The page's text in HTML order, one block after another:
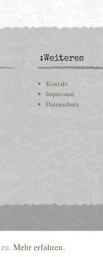
Mehr erfahren.
:Weiteres
Kontakt
Impressum
Datenschutz